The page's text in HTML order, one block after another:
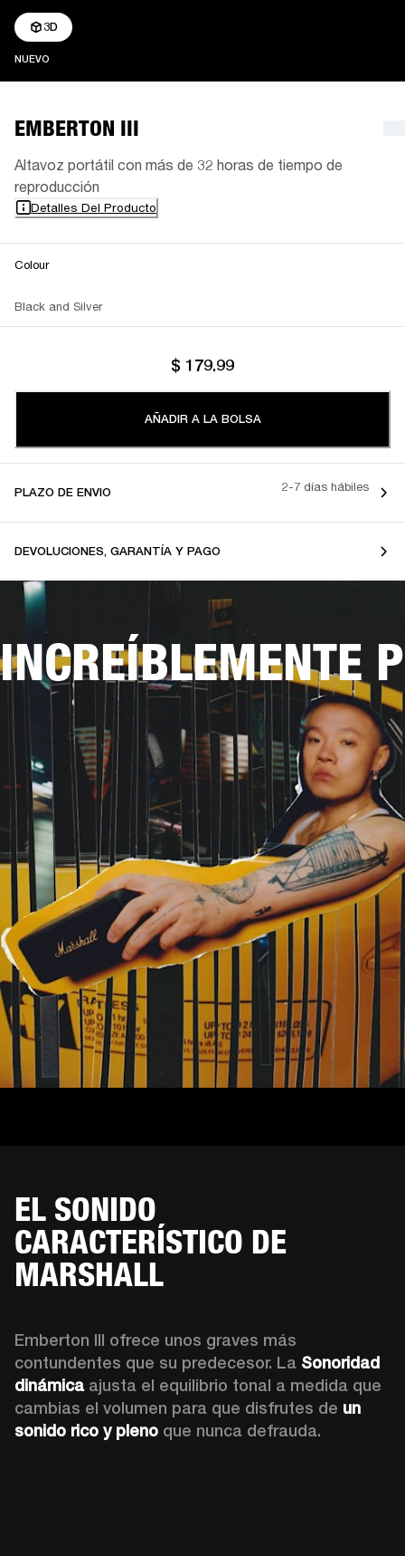
NUEVO
3D
EMBERTON III
Altavoz portátil con más de 32 horas de tiempo de
reproducción
Detalles Del Producto
Colour
Black and Silver
$ 179.99
AÑADIR A LA BOLSA
PLAZO DE ENVIO 2-7 días hábiles
DEVOLUCIONES, GARANTÍA Y PAGO
INCREÍBLEMENTE
EL SONIDO
CARACTERÍSTICO DE
MARSHALL
Emberton III ofrece unos graves más
contundentes que su predecesor. La Sonoridad
dinámica ajusta el equilibrio tonal a medida que
cambias el volumen para que disfrutes de un
sonido rico y pleno que nunca defrauda.